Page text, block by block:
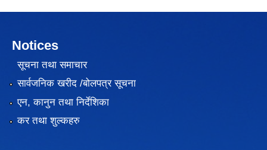
Notices
सूचना तथा समाचार
सार्वजनिक खरीद /बोलपत्र सूचना
एन, कानुन तथा निर्देशिका
कर तथा शुल्कहरु